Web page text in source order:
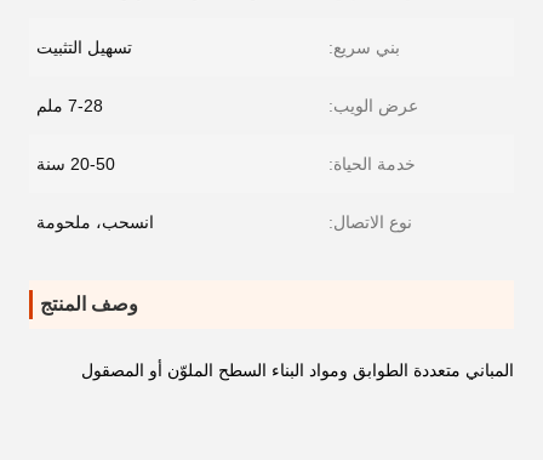
بني سريع: تسهيل التثبيت
عرض الويب: 7-28 ملم
خدمة الحياة: 20-50 سنة
نوع الاتصال: انسحب، ملحومة
وصف المنتج
المباني متعددة الطوابق ومواد البناء السطح الملوّن أو المصقول